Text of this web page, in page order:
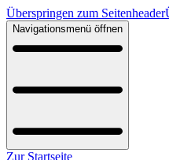
Überspringen zum Seitenheader
Navigationsmenü öffnen
Zur Startseite